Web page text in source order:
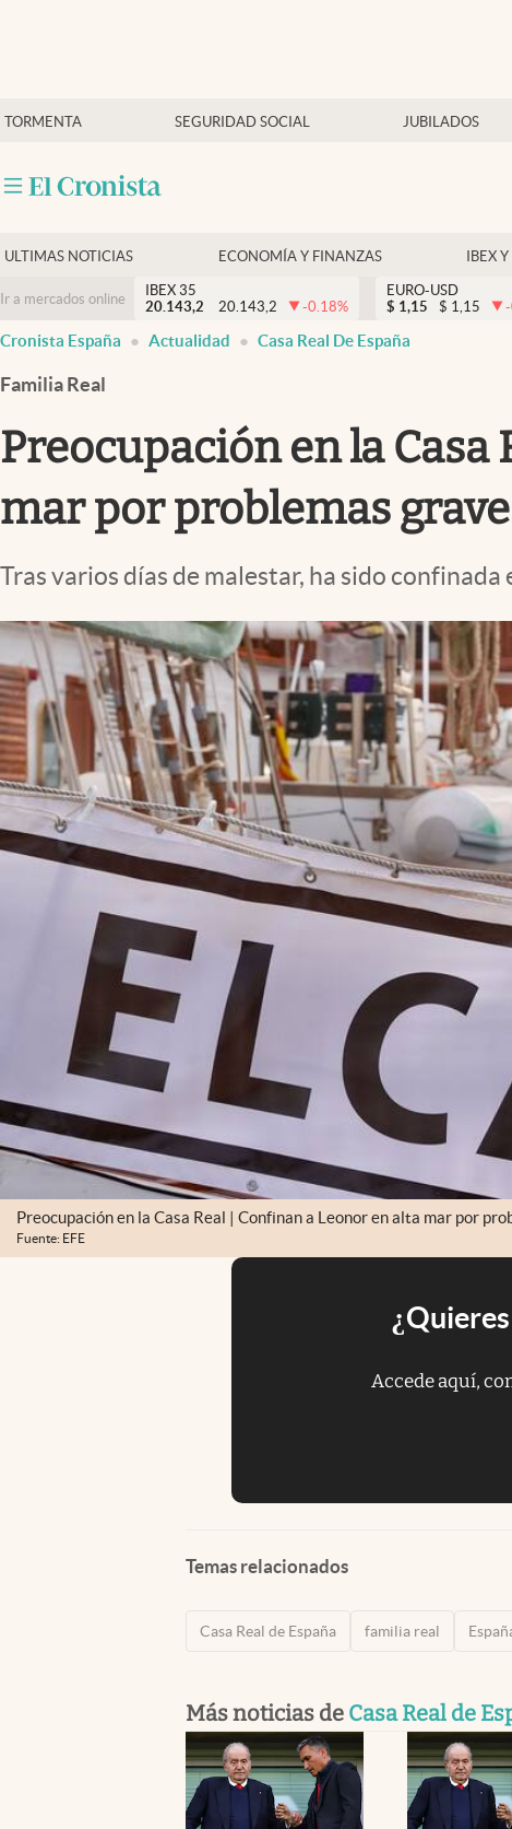
TORMENTA SEGURIDAD SOCIAL JUBILADOS
Economía y finanzas
Criptomonedas
ULTIMAS NOTICIAS ECONOMÍA Y FINANZAS IBEX
Ir a mercados online
IBEX 35
20.143,2
20.143,2 -0.18%
EURO-USD
$ 1,15 $ 1,15
Cronista España Actualidad Casa Real De España
Familia Real
Preocupación en la
mar por problemas
Tras varios días de malestar, ha sido
Preocupación en la Casa Real | Confinan a Leonor en alta mar por
Fuente: EFE
Accede aquí,
Temas relacionados
Casa Real de España familia real
Más noticias de Casa Real de